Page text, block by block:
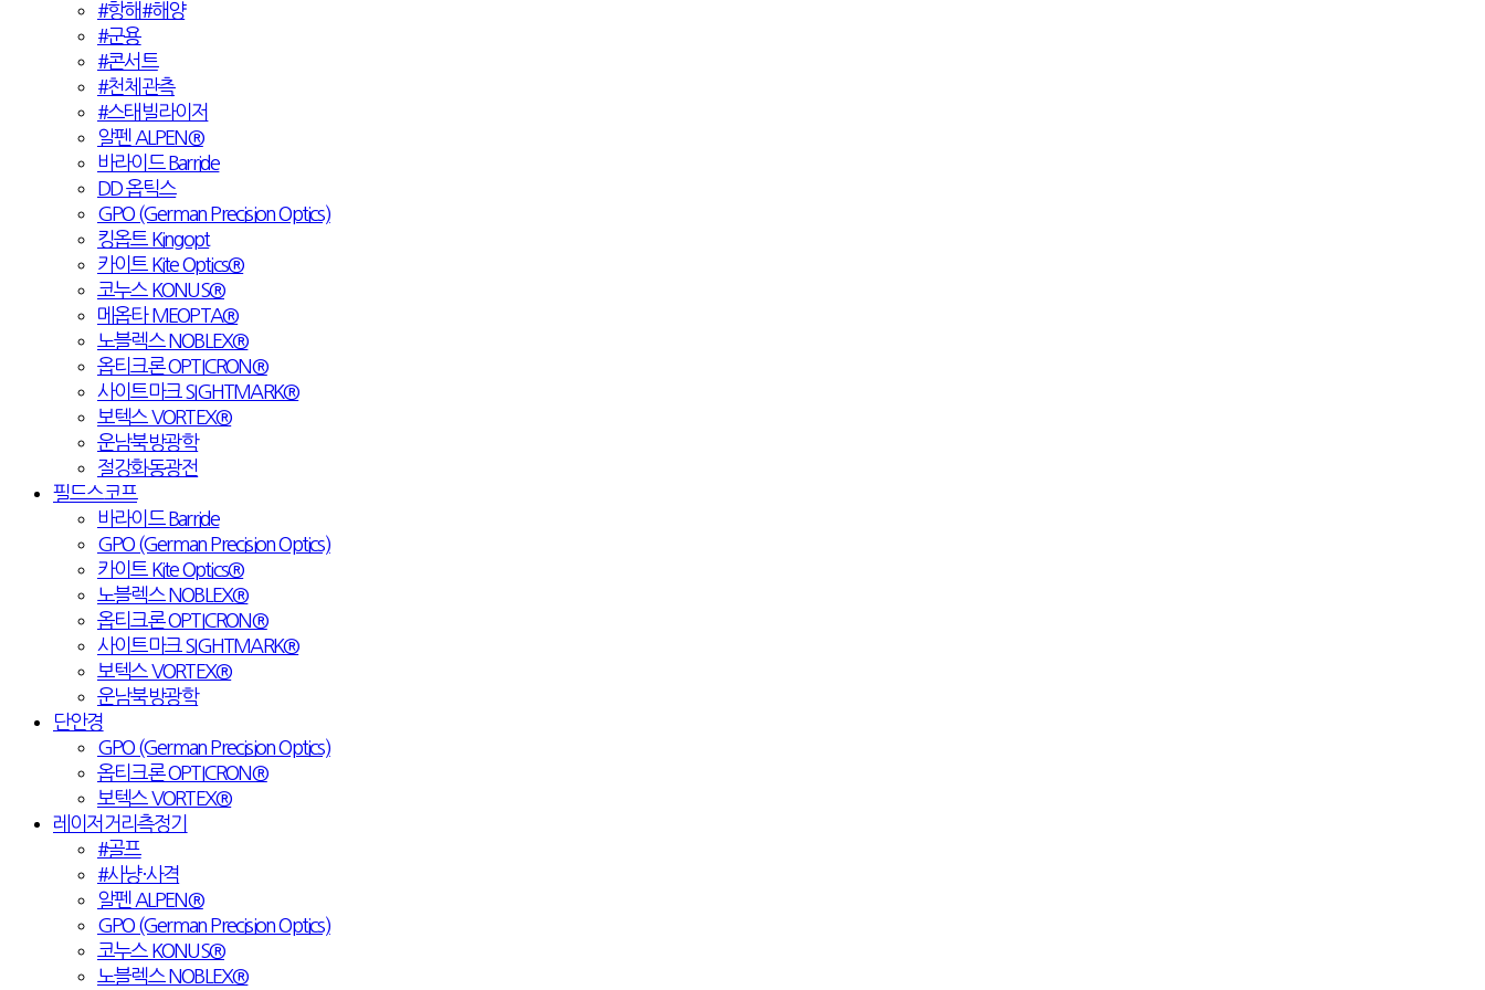
#항해#해양
#군용
#콘서트
#천체관측
#스태빌라이저
알펜 ALPEN®
바라이드 Barride
DD 옵틱스
GPO (German Precision Optics)
킹옵트 Kingopt
카이트 Kite Optics®
코누스 KONUS®
메옵타 MEOPTA®
노블렉스 NOBLEX®
옵티크론 OPTICRON®
사이트마크 SIGHTMARK®
보텍스 VORTEX®
운남북방광학
절강화동광전
필드스코프
바라이드 Barride
GPO (German Precision Optics)
카이트 Kite Optics®
노블렉스 NOBLEX®
옵티크론 OPTICRON®
사이트마크 SIGHTMARK®
보텍스 VORTEX®
운남북방광학
단안경
GPO (German Precision Optics)
옵티크론 OPTICRON®
보텍스 VORTEX®
레이저거리측정기
#골프
#사냥·사격
알펜 ALPEN®
GPO (German Precision Optics)
코누스 KONUS®
노블렉스 NOBLEX®